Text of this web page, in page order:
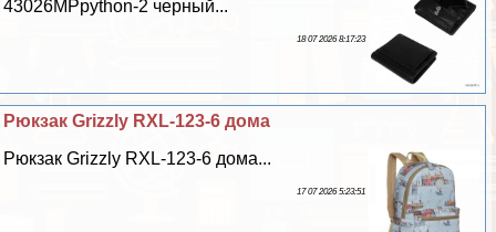
43026MPpython-2 черный...
18 07 2026 8:17:23
Рюкзак Grizzly RXL-123-6 дома
Рюкзак Grizzly RXL-123-6 дома...
17 07 2026 5:23:51